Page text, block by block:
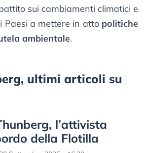
sui cambiamenti climatici e
Paesi a mettere in atto politiche
ambientale.
ultimi articoli su
l’attivista
della Flotilla